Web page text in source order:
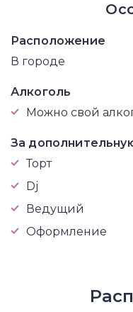
Расположение
В городе
Алкоголь
Можно свой
За
Торт
Dj
Ведущий
Оформление